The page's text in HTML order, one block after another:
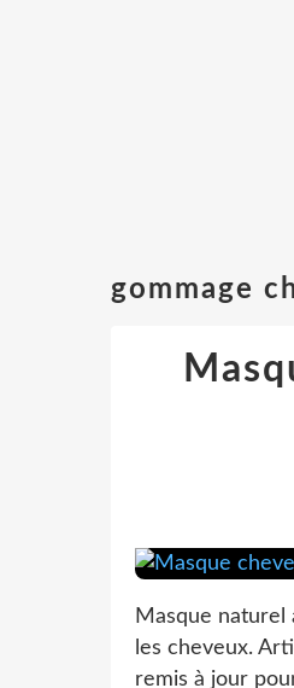
gommage
Masque naturel
les cheveux.
remis à jour